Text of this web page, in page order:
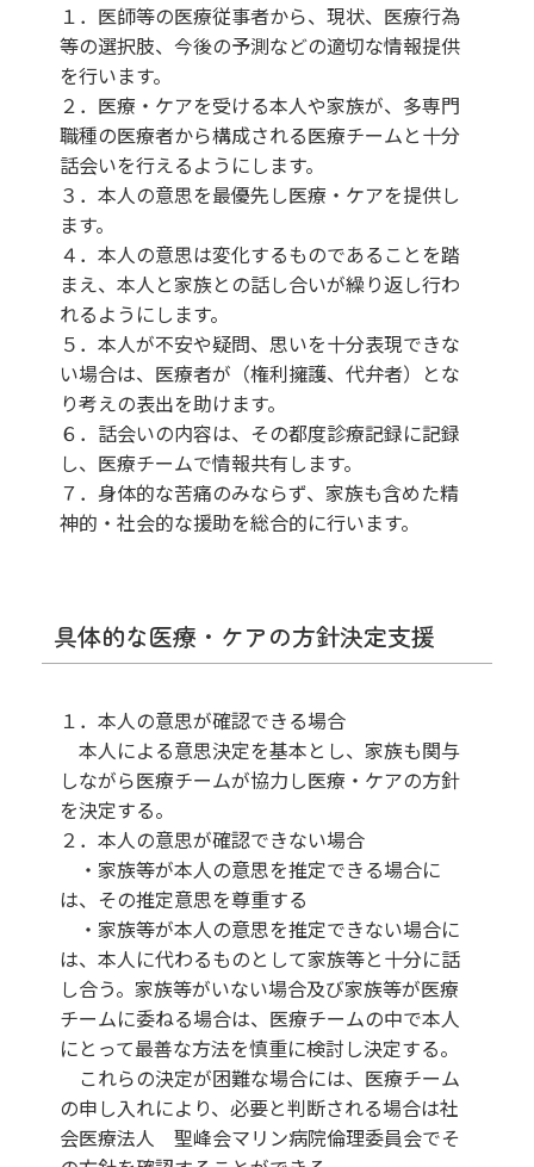
１．医師等の医療従事者から、現状、医療行為
等の選択肢、今後の予測などの適切な情報提供
を行います。
２．医療・ケアを受ける本人や家族が、多専門
職種の医療者から構成される医療チームと十分
話会いを行えるようにします。
３．本人の意思を最優先し医療・ケアを提供し
ます。
４．本人の意思は変化するものであることを踏
まえ、本人と家族との話し合いが繰り返し行わ
れるようにします。
５．本人が不安や疑問、思いを十分表現できな
い場合は、医療者が（権利擁護、代弁者）とな
り考えの表出を助けます。
６．話会いの内容は、その都度診療記録に記録
し、医療チームで情報共有します。
７．身体的な苦痛のみならず、家族も含めた精
神的・社会的な援助を総合的に行います。
具体的な医療・ケアの方針決定支援
１．本人の意思が確認できる場合
本人による意思決定を基本とし、家族も関与
しながら医療チームが協力し医療・ケアの方針
を決定する。
２．本人の意思が確認できない場合
・家族等が本人の意思を推定できる場合に
は、その推定意思を尊重する
・家族等が本人の意思を推定できない場合に
は、本人に代わるものとして家族等と十分に話
し合う。家族等がいない場合及び家族等が医療
チームに委ねる場合は、医療チームの中で本人
にとって最善な方法を慎重に検討し決定する。
これらの決定が困難な場合には、医療チーム
の申し入れにより、必要と判断される場合は社
会医療法人 聖峰会マリン病院倫理委員会でそ